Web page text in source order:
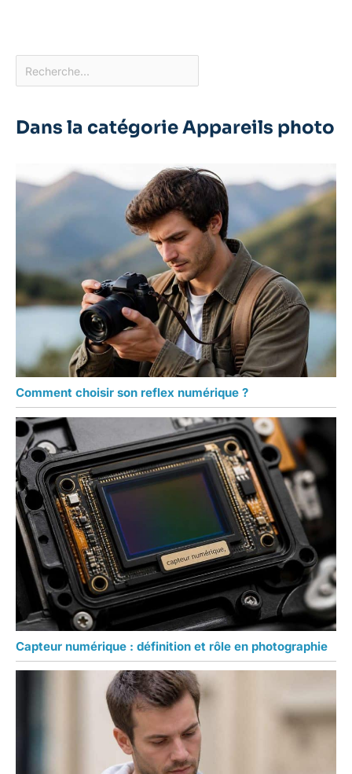
Dans la catégorie Appareils photo
Comment choisir son reflex numérique ?
Capteur numérique : définition et rôle en photographie